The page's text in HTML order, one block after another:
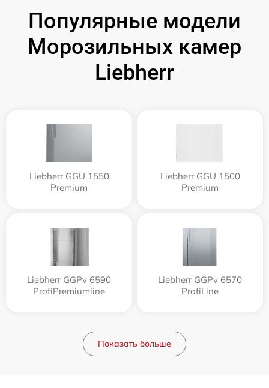
Популярные модели
Морозильных камер
Liebherr
Liebherr GGU 1550
Premium
Liebherr GGU 1500
Premium
Liebherr GGPv 6590
ProfiPremiumline
Liebherr GGPv 6570
ProfiLine
Показать больше